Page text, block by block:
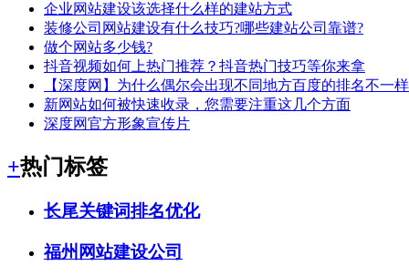
企业网站建设该选择什么样的建站方式
装修公司网站建设有什么技巧?哪些建站公司靠谱?
做个网站多少钱?
抖音视频如何上热门推荐？抖音热门技巧等你来拿
【深度网】为什么偶尔会出现不同地方百度的排名不一
新网站如何被快速收录，您需要注重这几个方面
深度网官方形象宣传片
+热门标签
长尾关键词排名优化
福州网站建设公司